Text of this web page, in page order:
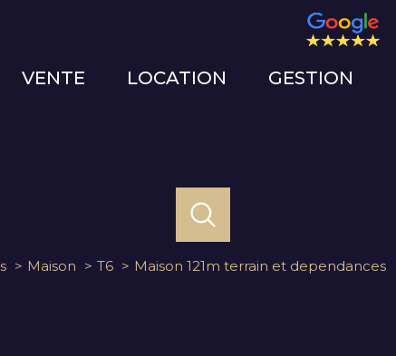
VENTE LOCATION GESTION
Maison T6 Maison 121m terrain et dependances